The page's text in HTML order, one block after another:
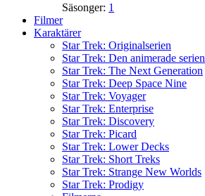
Säsonger: 1
Filmer
Karaktärer
Star Trek: Originalserien
Star Trek: Den animerade serien
Star Trek: The Next Generation
Star Trek: Deep Space Nine
Star Trek: Voyager
Star Trek: Enterprise
Star Trek: Discovery
Star Trek: Picard
Star Trek: Lower Decks
Star Trek: Short Treks
Star Trek: Strange New Worlds
Star Trek: Prodigy